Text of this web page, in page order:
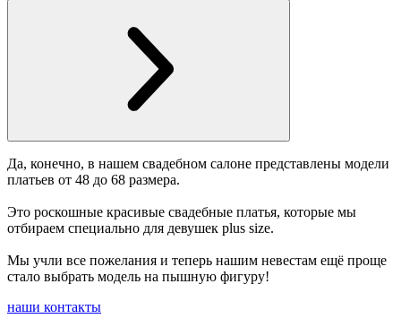
Да, конечно, в нашем свадебном салоне представлены модели
платьев от 48 до 68 размера.
Это роскошные красивые свадебные платья, которые мы
отбираем специально для девушек plus size.
Мы учли все пожелания и теперь нашим невестам ещё проще
стало выбрать модель на пышную фигуру!
наши контакты